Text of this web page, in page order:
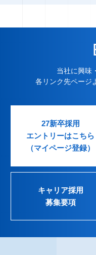
当社に興味
各リンク先ページ
27新卒採用
エントリーはこちら
（マイページ登録）
キャリア採用
募集要項